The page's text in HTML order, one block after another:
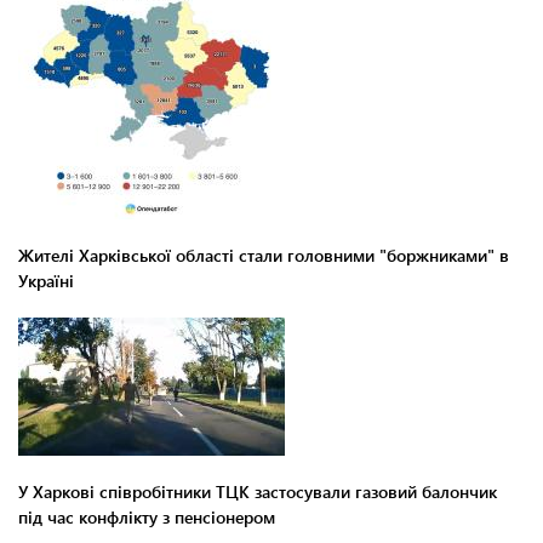
Жителі Харківської області стали головними "боржниками" в
Україні
У Харкові співробітники ТЦК застосували газовий балончик
під час конфлікту з пенсіонером